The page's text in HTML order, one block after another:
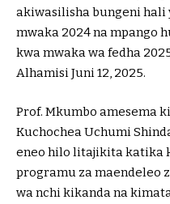
akiwasilisha bungeni hali
mwaka 2024 na mpango
kwa mwaka wa fedha
Alhamisi Juni 12, 2025.
Prof. Mkumbo amesema
Kuchochea Uchumi
eneo hilo litajikita katika
programu za maendeleo
wa nchi kikanda na